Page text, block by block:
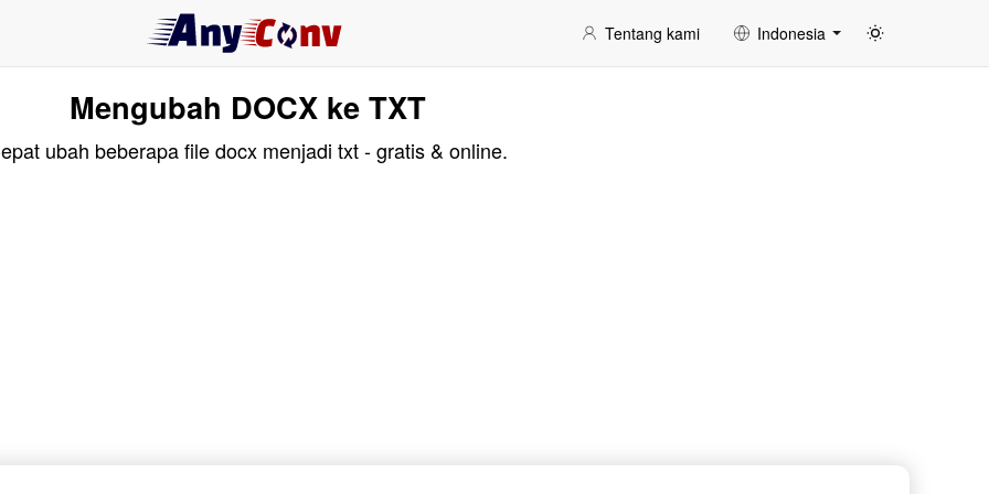
Tentang kami Indonesia
Mengubah DOCX ke TXT
ubah beberapa file docx menjadi txt - gratis & online.